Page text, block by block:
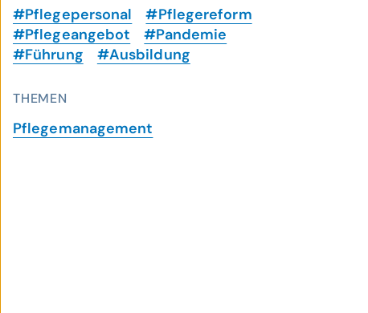
#Pflegepersonal
#Pflegereform
#Pflegeangebot
#Pandemie
#Führung
#Ausbildung
THEMEN
Pflegemanagement